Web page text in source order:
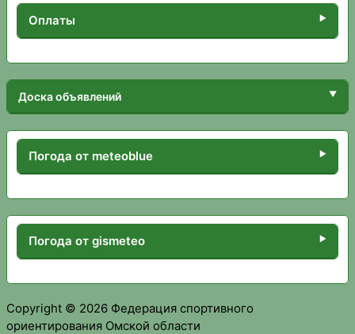
Оплаты
Доска объявлений
Погода от meteoblue
Погода от gismeteo
Copyright © 2026 Федерация спортивного
ориентирования Омской области